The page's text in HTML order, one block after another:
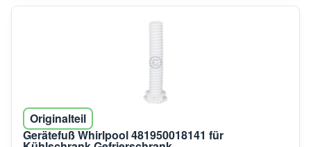
Originalteil
Gerätefuß Whirlpool 481950018141 für